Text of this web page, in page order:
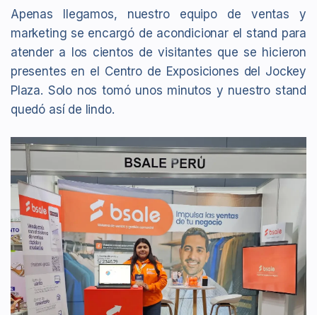
Apenas llegamos, nuestro equipo de ventas y
marketing se encargó de acondicionar el stand para
atender a los cientos de visitantes que se hicieron
presentes en el Centro de Exposiciones del Jockey
Plaza. Solo nos tomó unos minutos y nuestro stand
quedó así de lindo.